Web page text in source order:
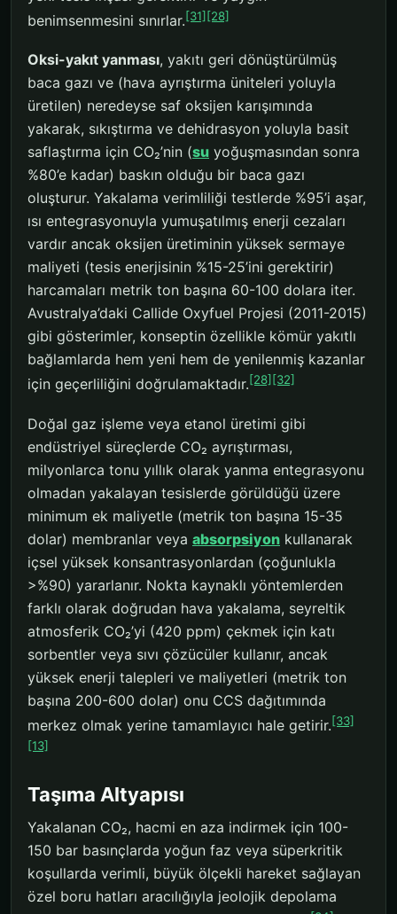
benimsenmesini sınırlar.[31] [28]
Oksi-yakıt yanması, yakıtı geri dönüştürülmüş
baca gazı ve (hava ayrıştırma üniteleri yoluyla
üretilen) neredeyse saf oksijen karışımında
yakarak, sıkıştırma ve dehidrasyon yoluyla basit
saflaştırma için CO₂’nin (su yoğuşmasından sonra
%80’e kadar) baskın olduğu bir baca gazı
oluşturur. Yakalama verimliliği testlerde %95’i aşar,
ısı entegrasyonuyla yumuşatılmış enerji cezaları
vardır ancak oksijen üretiminin yüksek sermaye
maliyeti (tesis enerjisinin %15-25’ini gerektirir)
harcamaları metrik ton başına 60-100 dolara iter.
Avustralya’daki Callide Oxyfuel Projesi (2011-2015)
gibi gösterimler, konseptin özellikle kömür yakıtlı
bağlamlarda hem yeni hem de yenilenmiş kazanlar
için geçerliliğini doğrulamaktadır.[28] [32]
Doğal gaz işleme veya etanol üretimi gibi
endüstriyel süreçlerde CO₂ ayrıştırması,
milyonlarca tonu yıllık olarak yanma entegrasyonu
olmadan yakalayan tesislerde görüldüğü üzere
minimum ek maliyetle (metrik ton başına 15-35
dolar) membranlar veya absorpsiyon kullanarak
içsel yüksek konsantrasyonlardan (çoğunlukla
>%90) yararlanır. Nokta kaynaklı yöntemlerden
farklı olarak doğrudan hava yakalama, seyreltik
atmosferik CO₂’yi (420 ppm) çekmek için katı
sorbentler veya sıvı çözücüler kullanır, ancak
yüksek enerji talepleri ve maliyetleri (metrik ton
başına 200-600 dolar) onu CCS dağıtımında
merkez olmak yerine tamamlayıcı hale getirir.[33]
[13]
Taşıma Altyapısı
Yakalanan CO₂, hacmi en aza indirmek için 100-
150 bar basınçlarda yoğun faz veya süperkritik
koşullarda verimli, büyük ölçekli hareket sağlayan
özel boru hatları aracılığıyla jeolojik depolama